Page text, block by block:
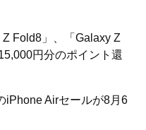
Z Fold8」、「Galaxy Z
円分のポイント還
iPhone Airセールが8月6